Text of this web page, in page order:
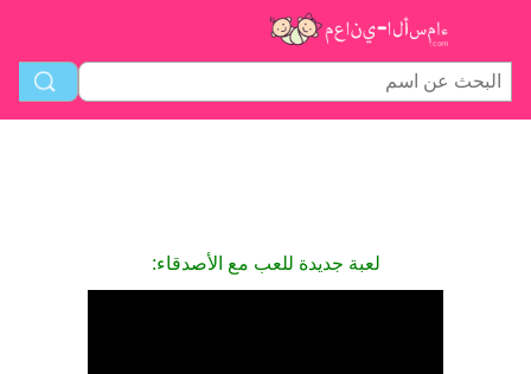
لعبة جديدة للعب مع الأصدقاء: